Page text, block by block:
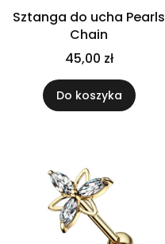
Sztanga do ucha Pearls
Chain
45,00 zł
Do koszyka